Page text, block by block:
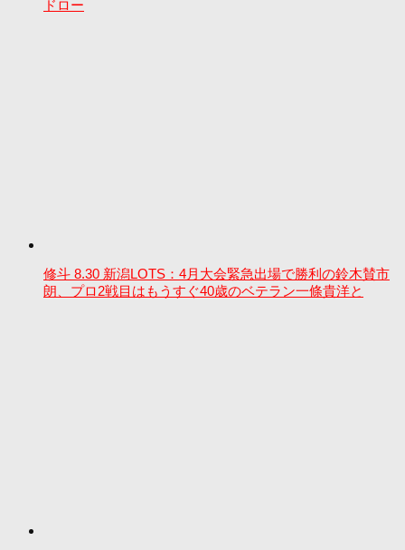
ドロー
修斗 8.30 新潟LOTS：4月大会緊急出場で勝利の鈴木賛市
朗、プロ2戦目はもうすぐ40歳のベテラン一條貴洋と